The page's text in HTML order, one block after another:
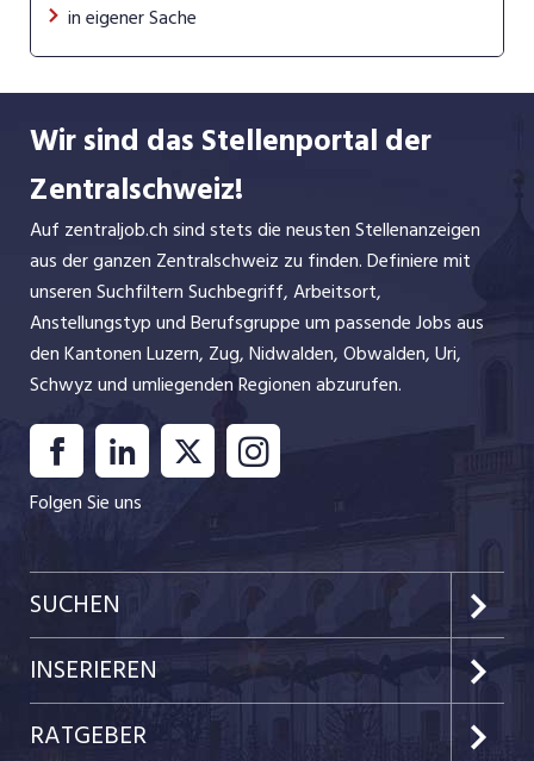
in eigener Sache
Wir sind das Stellenportal der
Zentralschweiz!
Auf zentraljob.ch sind stets die neusten Stellenanzeigen
aus der ganzen Zentralschweiz zu finden. Definiere mit
unseren Suchfiltern Suchbegriff, Arbeitsort,
Anstellungstyp und Berufsgruppe um passende Jobs aus
den Kantonen Luzern, Zug, Nidwalden, Obwalden, Uri,
Schwyz und umliegenden Regionen abzurufen.
Folgen Sie uns
SUCHEN
Kanton Luzern
Kanton Zug
INSERIEREN
Preise & Leistungen
RATGEBER